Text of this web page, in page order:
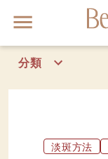
分類
皇牌美肌
淡斑方法